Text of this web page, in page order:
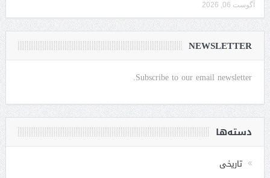
آگوست 06, 2026
NEWSLETTER
Subscribe to our email newsletter.
دسته‌ها
تاریخی